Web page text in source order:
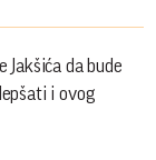
Jakšića da bude
i ovog